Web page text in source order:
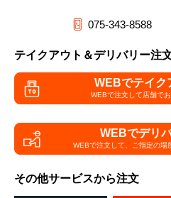
075-343-8588
テイクアウト＆デリバリー注
WEBでテイク
WEBで注文して店舗で
WEBでデリ
WEBで注文して、 ご指定の場
その他サービスから注文